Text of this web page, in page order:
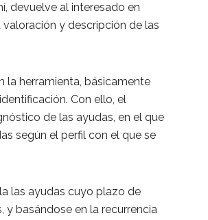
devuelve al interesado en
y descripción de las
la herramienta, básicamente
Con ello, el
de las ayudas, en el que
según el perfil con el que se
las ayudas cuyo plazo de
y basándose en la recurrencia